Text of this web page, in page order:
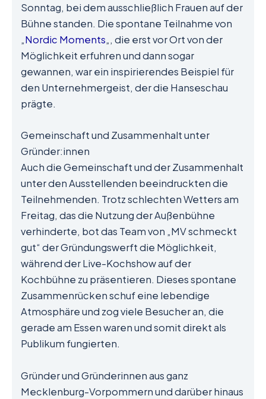
Sonntag, bei dem ausschließlich Frauen auf der
Bühne standen. Die spontane Teilnahme von
„Nordic Moments„, die erst vor Ort von der
Möglichkeit erfuhren und dann sogar
gewannen, war ein inspirierendes Beispiel für
den Unternehmergeist, der die Hanseschau
prägte.
Gemeinschaft und Zusammenhalt unter
Gründer:innen
Auch die Gemeinschaft und der Zusammenhalt
unter den Ausstellenden beeindruckten die
Teilnehmenden. Trotz schlechten Wetters am
Freitag, das die Nutzung der Außenbühne
verhinderte, bot das Team von „MV schmeckt
gut“ der Gründungswerft die Möglichkeit,
während der Live-Kochshow auf der
Kochbühne zu präsentieren. Dieses spontane
Zusammenrücken schuf eine lebendige
Atmosphäre und zog viele Besucher an, die
gerade am Essen waren und somit direkt als
Publikum fungierten.
Gründer und Gründerinnen aus ganz
Mecklenburg-Vorpommern und darüber hinaus